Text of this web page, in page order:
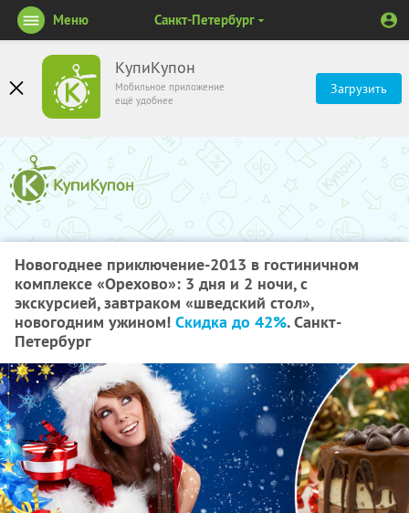
КупиКупон
Мобильное приложение
ещё удобнее
Загрузить
Меню Санкт-Петербург
Новогоднее приключение-2013 в гостиничном
комплексе «Орехово»: 3 дня и 2 ночи, с
экскурсией, завтраком «шведский стол»,
новогодним ужином! Скидка до 42%. Санкт-
Петербург